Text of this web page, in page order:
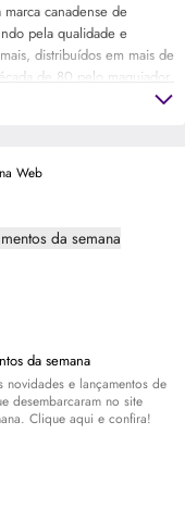
canadense de
pela qualidade e
distribuídos em mais de
de 80 pelo maquiador
Frank Angelo com o
ousados e que lançam
M.A.C também é
o M·A·C AIDS Fund e a
vozes importantes
Web
da semana
novidades e lançamentos de
desembarcaram no site
Clique aqui e confira!